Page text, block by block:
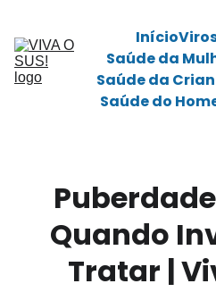
Início
Saúde da
Saúde da
Saúde do
Quando
Tratar |